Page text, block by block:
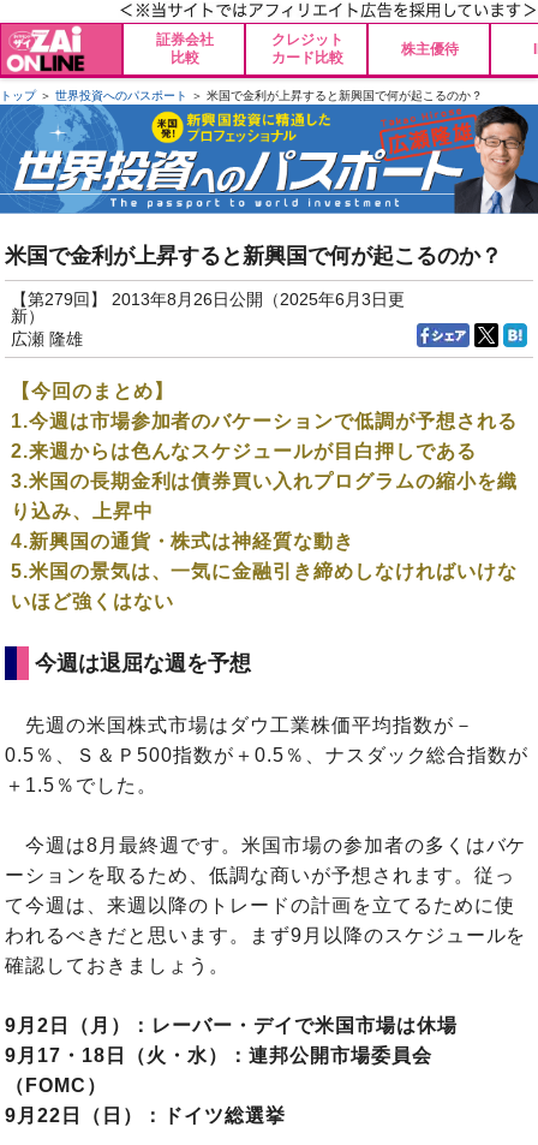
証券会社
比較
クレジット
カード比較
株主優待
トップ＞ 世界投資へのパスポート ＞ 米国で金利が上昇すると新興国で何が起こるのか？
米国で金利が上昇すると新興国で何が起こるのか？
【第279回】 2013年8月26日公開（2025年6月3日更
新）
広瀬 隆雄
【今回のまとめ】
1.今週は市場参加者のバケーションで低調が予想される
2.来週からは色んなスケジュールが目白押しである
3.米国の長期金利は債券買い入れプログラムの縮小を織
り込み、上昇中
4.新興国の通貨・株式は神経質な動き
5.米国の景気は、一気に金融引き締めしなければいけな
いほど強くはない
今週は退屈な週を予想
先週の米国株式市場はダウ工業株価平均指数が－
0.5％、Ｓ＆Ｐ500指数が＋0.5％、ナスダック総合指数が
＋1.5％でした。
今週は8月最終週です。米国市場の参加者の多くはバケ
ーションを取るため、低調な商いが予想されます。従っ
て今週は、来週以降のトレードの計画を立てるために使
われるべきだと思います。まず9月以降のスケジュールを
確認しておきましょう。
9月2日（月）：レーバー・デイで米国市場は休場
9月17・18日（火・水）：連邦公開市場委員会
（FOMC）
9月22日（日）：ドイツ総選挙